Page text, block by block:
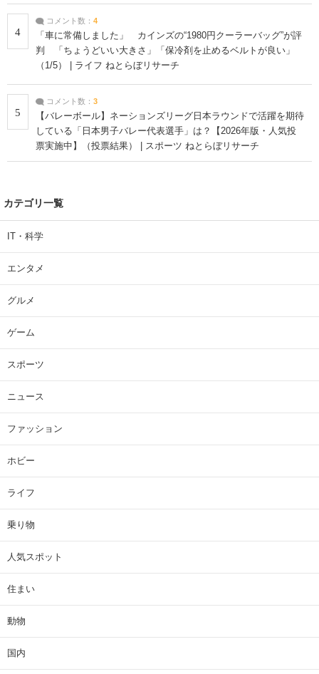
4
コメント数： 4
「車に常備しました」 カインズの“1980円クーラーバッグ”が評
判 「ちょうどいい大きさ」「保冷剤を止めるベルトが良い」
（1/5） | ライフ ねとらぼリサーチ
5
コメント数： 3
【バレーボール】ネーションズリーグ日本ラウンドで活躍を期待
している「日本男子バレー代表選手」は？【2026年版・人気投
票実施中】（投票結果） | スポーツ ねとらぼリサーチ
カテゴリ一覧
IT・科学
エンタメ
グルメ
ゲーム
スポーツ
ニュース
ファッション
ホビー
ライフ
乗り物
人気スポット
住まい
動物
国内